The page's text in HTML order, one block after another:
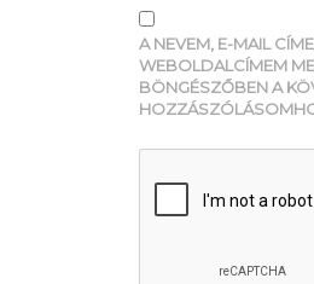
A NEVEM, E-MAIL
WEBOLDALCÍMEM
BÖNGÉSZŐBEN A